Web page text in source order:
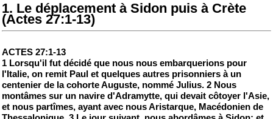
1. Le déplacement à Sidon puis à Crète
(Actes 27:1-13)
ACTES 27:1-13
1 Lorsqu'il fut décidé que nous nous embarquerions pour
l'Italie, on remit Paul et quelques autres prisonniers à un
centenier de la cohorte Auguste, nommé Julius. 2 Nous
montâmes sur un navire d'Adramytte, qui devait côtoyer l'Asie,
et nous partîmes, ayant avec nous Aristarque, Macédonien de